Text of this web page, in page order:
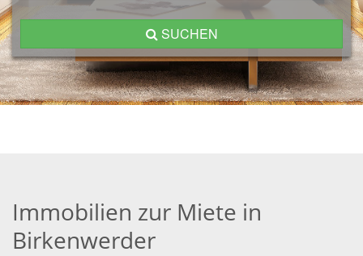
SUCHEN
Immobilien zur Miete in
Birkenwerder